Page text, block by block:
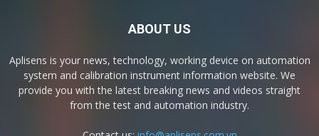
ABOUT US
Aplisens is your news, technology, working device on automation
system and calibration instrument information website. We
provide you with the latest breaking news and videos straight
from the test and automation industry.